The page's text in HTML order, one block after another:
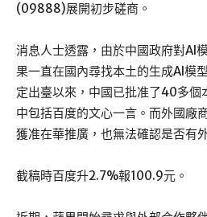
(09888)展開初步磋商。
消息人士透露，由於中國政府對AI
果一直在國內尋找本土的生成AI模
定出臺以來，中國已批准了40多個
中包括百度的文心一言。而外國廠
獲准在華推廣，也無法確認是否有
截稿時百度升2.7%報100.9元。